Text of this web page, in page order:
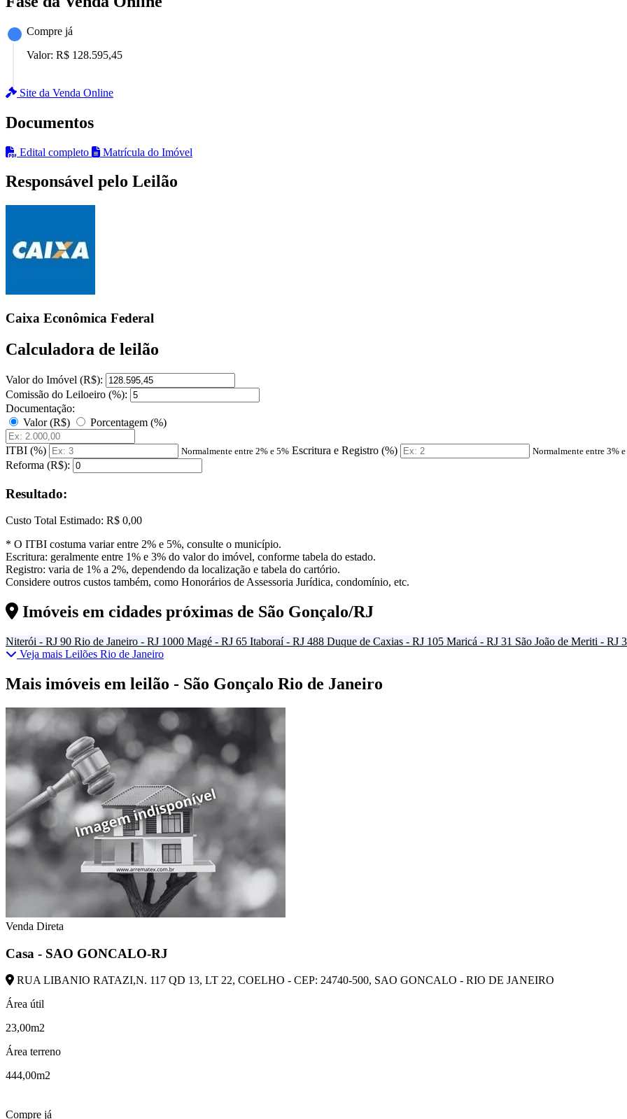
Compre já
Valor: R$ 128.595,45
Site da Venda Online
Documentos
Edital completo Matrícula do Imóvel
Responsável pelo Leilão
Caixa Econômica Federal
Calculadora de leilão
Valor do Imóvel (R$):
Comissão do Leiloeiro (%):
Documentação:
Valor (R$)
Porcentagem (%)
ITBI (%) Normalmente entre 2% e 5% Escritura e Registro (%) Normalmente entre 3%
Reforma (R$):
Resultado:
Custo Total Estimado: R$ 0,00
* O ITBI costuma variar entre 2% e 5%, consulte o município.
Escritura: geralmente entre 1% e 3% do valor do imóvel, conforme tabela do estado.
Registro: varia de 1% a 2%, dependendo da localização e tabela do cartório.
Considere outros custos também, como Honorários de Assessoria Jurídica, condomínio, etc.
Imóveis em cidades próximas de São Gonçalo/RJ
Niterói - RJ 90 Rio de Janeiro - RJ 1000 Magé - RJ 65 Itaboraí - RJ 488 Duque de Caxias - RJ 105 Maricá - RJ 31 São João de Meriti - RJ
Veja mais Leilões Rio de Janeiro
Mais imóveis em leilão - São Gonçalo Rio de Janeiro
Venda Direta
Casa - SAO GONCALO-RJ
RUA LIBANIO RATAZI,N. 117 QD 13, LT 22, COELHO - CEP: 24740-500, SAO GONCALO - RIO DE JANEIRO
Área útil
23,00m2
Área terreno
444,00m2
Compre já